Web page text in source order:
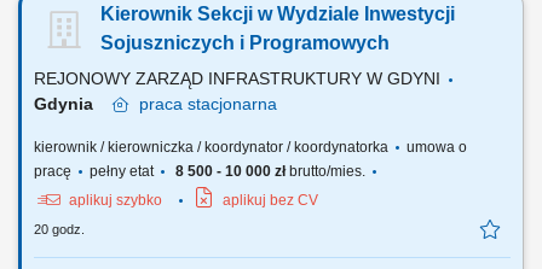
koordynacja pracy zespołów technicznych; Planowanie, delegowanie i
nadzór nad realizacją zadań; Zapewnienie funkcjonowania działu
Kierownik Sekcji w Wydziale Inwestycji
Sojuszniczych i Programowych
REJONOWY ZARZĄD INFRASTRUKTURY W GDYNI
Gdynia
praca stacjonarna
kierownik / kierowniczka / koordynator / koordynatorka
umowa o
pracę
pełny etat 8 500 - 10 000 złbrutto/mies.
aplikuj szybko
aplikuj bez CV
20 godz.